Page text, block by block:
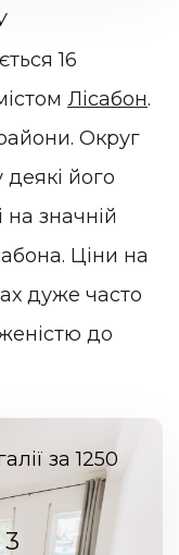
16
Лісабон.
Округ
його
на значній
Ціни на
дуже часто
до
за 1250